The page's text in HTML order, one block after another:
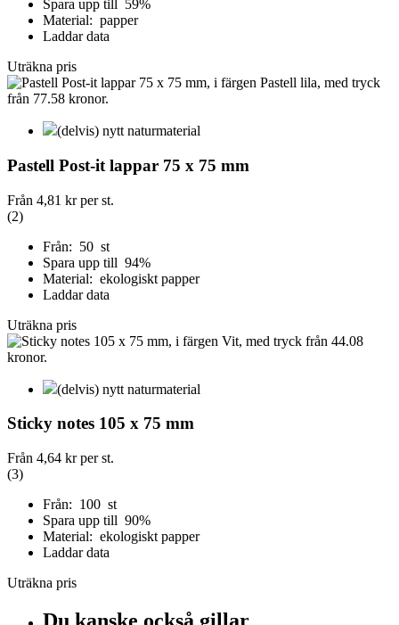
Spara upp till 59%
Material: papper
Laddar data
Uträkna pris
(delvis) nytt naturmaterial
Pastell Post-it lappar 75 x 75 mm
Från 4,81 krper st.
(2)
Från: 50 st
Spara upp till 94%
Material: ekologiskt papper
Laddar data
Uträkna pris
(delvis) nytt naturmaterial
Sticky notes 105 x 75 mm
Från 4,64 krper st.
(3)
Från: 100 st
Spara upp till 90%
Material: ekologiskt papper
Laddar data
Uträkna pris